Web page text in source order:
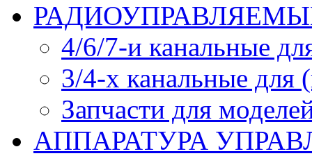
4/6/7-и канальные
3/4-х канальные
Запчасти для
АППАРАТУРА